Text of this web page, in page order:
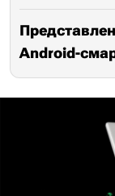
Android-